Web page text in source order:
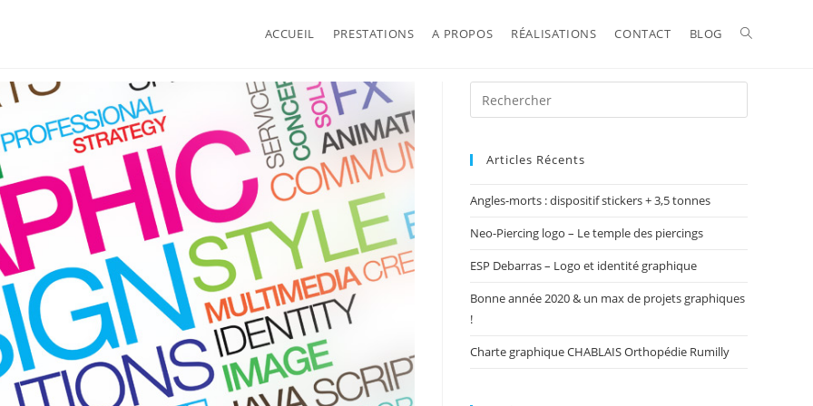
ACCUEIL PRESTATIONS A PROPOS RÉALISATIONS CONTACT BLOG TOGGLE
Articles Récents
Angles-morts : dispositif stickers + 3,5 tonnes
Neo-Piercing logo – Le temple des piercings
ESP Debarras – Logo et identité graphique
Bonne année 2020 & un max de projets graphiques
!
Charte graphique CHABLAIS Orthopédie Rumilly